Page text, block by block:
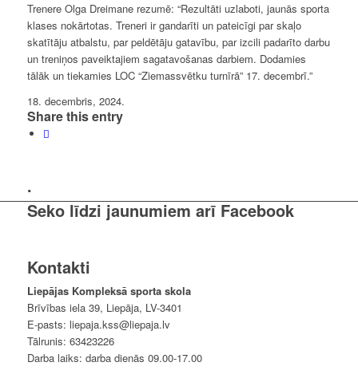
Trenere Olga Dreimane rezumē: “Rezultāti uzlaboti, jaunās sporta
klases nokārtotas. Treneri ir gandarīti un pateicīgi par skaļo
skatītāju atbalstu, par peldētāju gatavību, par izcili padarīto darbu
un treniņos paveiktajiem sagatavošanas darbiem. Dodamies
tālāk un tiekamies LOC “Ziemassvētku turnīrā” 17. decembrī.”
18. decembris, 2024.
Share this entry
.
Seko līdzi jaunumiem arī Facebook
Kontakti
Liepājas Kompleksā sporta skola
Brīvības iela 39, Liepāja, LV-3401
E-pasts: liepaja.kss@liepaja.lv
Tālrunis: 63423226
Darba laiks: darba dienās 09.00-17.00